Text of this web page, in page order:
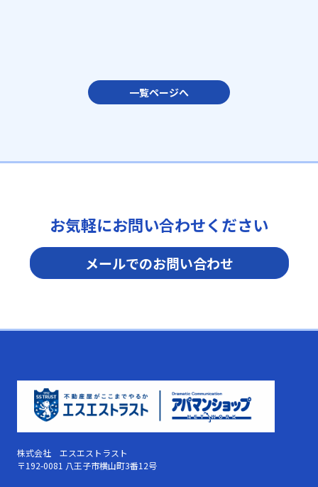
一覧ページへ
お気軽にお問い合わせください
メールでのお問い合わせ
株式会社 エスエストラスト
〒192-0081 八王子市横山町3番12号